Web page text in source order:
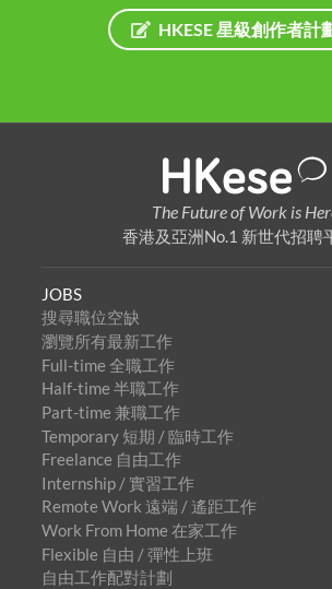
HKESE 星級創作者計
The Future of Work is
香港及亞洲No.1 新世代招聘
JOBS
搜尋職位空缺
瀏覽所有最新工作
Full-time 全職工作
Half-time 半職工作
Part-time 兼職工作
Temporary 短期 / 臨時工作
Freelance 自由工作
Internship / 實習工作
Remote Work 遠端 / 遙距工作
Work From Home 在家工作
Flexible 自由 / 彈性上班
自由工作配對計劃